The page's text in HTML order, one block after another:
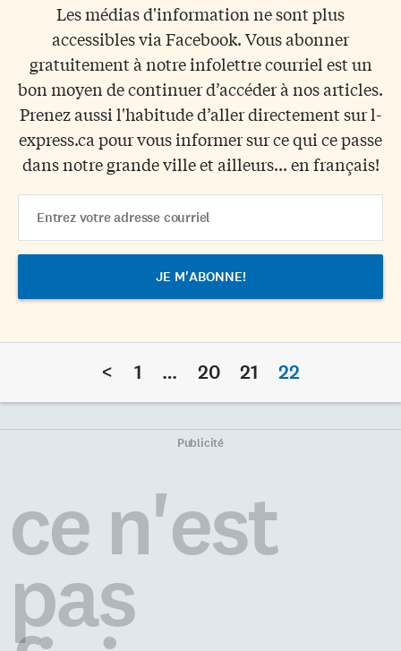
Les médias d'information ne sont plus
accessibles via Facebook. Vous abonner
gratuitement à notre infolettre courriel est un
bon moyen de continuer d’accéder à nos articles.
Prenez aussi l'habitude d’aller directement sur l-
express.ca pour vous informer sur ce qui ce passe
dans notre grande ville et ailleurs... en français!
Address
< 1 … 20 21 22
Publicité
ce n'est
pas